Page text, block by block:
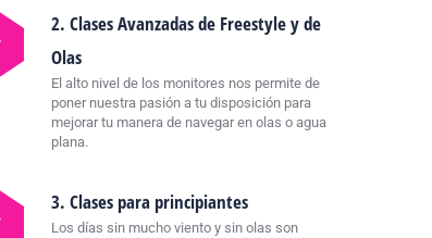
2. Clases Avanzadas de Freestyle y de
Olas
El alto nivel de los monitores nos permite de
poner nuestra pasión a tu disposición para
mejorar tu manera de navegar en olas o agua
plana.
3. Clases para principiantes
Los días sin mucho viento y sin olas son